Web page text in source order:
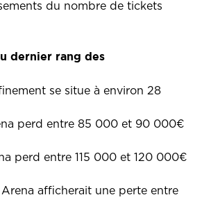
du nombre de tickets
dernier rang des
se situe à environ 28
perd entre 85 000 et 90 000€
perd entre 115 000 et 120 000€
afficherait une perte entre